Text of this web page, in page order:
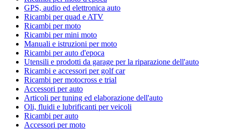
GPS, audio ed elettronica auto
Ricambi per quad e ATV
Ricambi per moto
Ricambi per mini moto
Manuali e istruzioni per moto
Ricambi per auto d'epoca
Utensili e prodotti da garage per la riparazione dell'auto
Ricambi e accessori per golf car
Ricambi per motocross e trial
Accessori per auto
Articoli per tuning ed elaborazione dell'auto
Oli, fluidi e lubrificanti per veicoli
Ricambi per auto
Accessori per moto